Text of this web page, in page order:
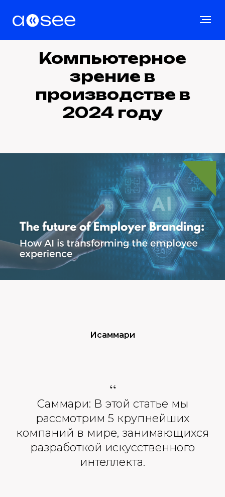
Компьютерное
зрение в
производстве в
2024 году
Исаммари
“
Саммари: В этой статье мы
рассмотрим 5 крупнейших
компаний в мире, занимающихся
разработкой искусственного
интеллекта.